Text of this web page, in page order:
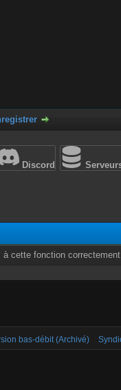
Discord
à cette fonction
bas-débit (Archivé)